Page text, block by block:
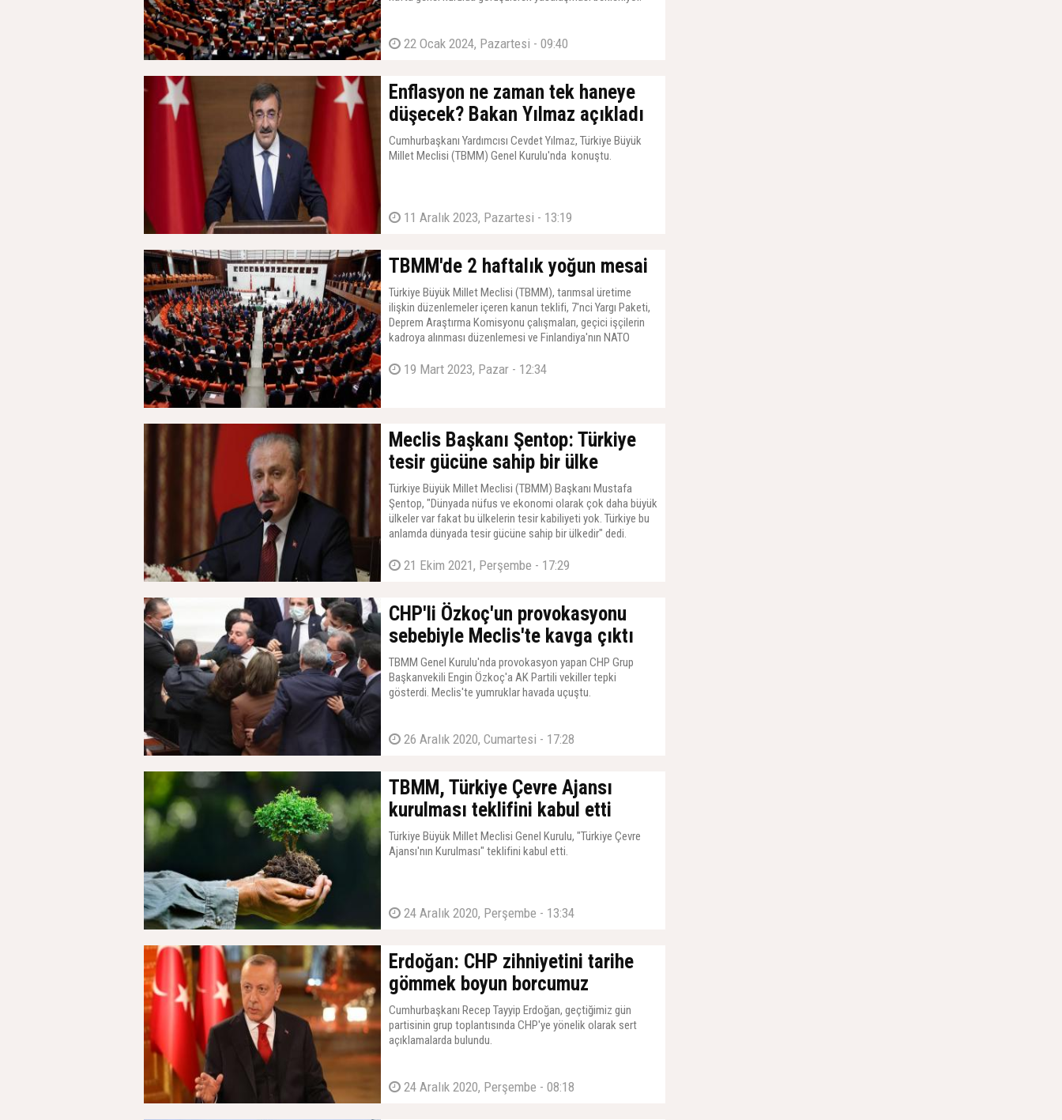
22 Ocak 2024, Pazartesi - 09:40
Enflasyon ne zaman tek haneye
düşecek? Bakan Yılmaz açıkladı
Cumhurbaşkanı Yardımcısı Cevdet Yılmaz, Türkiye Büyük
Millet Meclisi (TBMM) Genel Kurulu'nda konuştu.
11 Aralık 2023, Pazartesi - 13:19
TBMM'de 2 haftalık yoğun mesai
Türkiye Büyük Millet Meclisi (TBMM), tarımsal üretime
ilişkin düzenlemeler içeren kanun teklifi, 7'nci Yargı Paketi,
Deprem Araştırma Komisyonu çalışmaları, geçici işçilerin
kadroya alınması düzenlemesi ve Finlandiya'nın NATO
yapacak.
19 Mart 2023, Pazar - 12:34
Meclis Başkanı Şentop: Türkiye
tesir gücüne sahip bir ülke
Türkiye Büyük Millet Meclisi (TBMM) Başkanı Mustafa
Şentop, "Dünyada nüfus ve ekonomi olarak çok daha büyük
ülkeler var fakat bu ülkelerin tesir kabiliyeti yok. Türkiye bu
anlamda dünyada tesir gücüne sahip bir ülkedir" dedi.
21 Ekim 2021, Perşembe - 17:29
CHP'li Özkoç'un provokasyonu
sebebiyle Meclis'te kavga çıktı
TBMM Genel Kurulu'nda provokasyon yapan CHP Grup
Başkanvekili Engin Özkoç'a AK Partili vekiller tepki
gösterdi. Meclis'te yumruklar havada uçuştu.
26 Aralık 2020, Cumartesi - 17:28
TBMM, Türkiye Çevre Ajansı
kurulması teklifini kabul etti
Türkiye Büyük Millet Meclisi Genel Kurulu, "Türkiye Çevre
Ajansı'nın Kurulması" teklifini kabul etti.
24 Aralık 2020, Perşembe - 13:34
Erdoğan: CHP zihniyetini tarihe
gömmek boyun borcumuz
Cumhurbaşkanı Recep Tayyip Erdoğan, geçtiğimiz gün
partisinin grup toplantısında CHP'ye yönelik olarak sert
açıklamalarda bulundu.
24 Aralık 2020, Perşembe - 08:18